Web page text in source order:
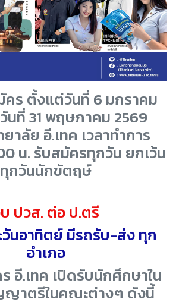
คร ตั้งแต่วันที่ 6 มกราคม
นที่ 31 พฤษภาคม 2569
าลัย อี.เทค เวลาทำการ
น. รับสมัครทุกวัน ยกเว้น
ทุกวันนักขัตฤษ์
ปวส. ต่อ ป.ตรี
วันอาทิตย์ มีรถรับ-ส่ง ทุก
อำเภอ
อี.เทค เปิดรับนักศึกษาใน
ญาตรีในคณะต่างๆ ดังนี้